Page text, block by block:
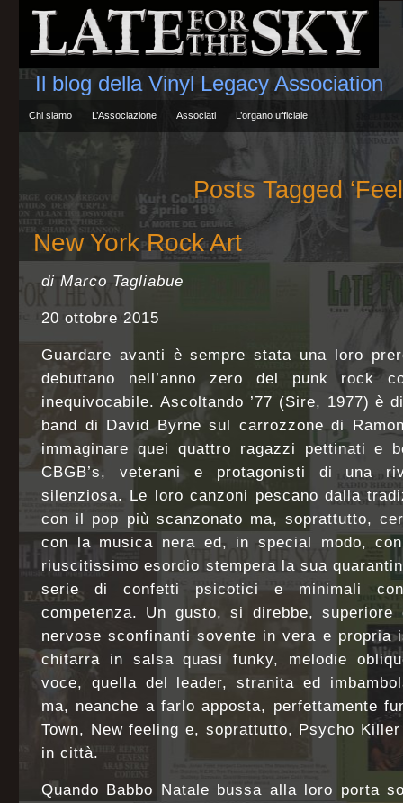
Il blog della Vinyl Legacy Association
Chi siamo L’Associazione Associati L’organo ufficiale
Posts Tagged
New York Rock Art
di Marco Tagliabue
20 ottobre 2015
Guardare avanti è sempre stata una loro
debuttano nell’anno zero del punk rock
inequivocabile. Ascoltando ’77 (Sire, 1977) è
band di David Byrne sul carrozzone di
immaginare quei quattro ragazzi pettinati e
CBGB’s, veterani e protagonisti di una
silenziosa. Le loro canzoni pescano dalla
con il pop più scanzonato ma, soprattutto,
con la musica nera ed, in special modo,
riuscitissimo esordio stempera la sua
serie di confetti psicotici e minimali
competenza. Un gusto, si direbbe,
nervose sconfinanti sovente in vera e propria
chitarra in salsa quasi funky, melodie
voce, quella del leader, stranita ed
ma, neanche a farlo apposta, perfettamente
Town, New feeling e, soprattutto, Psycho
in città.
Quando Babbo Natale bussa alla loro porta